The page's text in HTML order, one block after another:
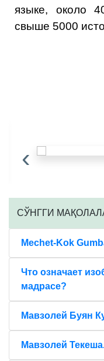
языке, около
свыше 5000
‹
CЎНГГИ
Mechet-Kok
Что означает
мадрасе?
Мавзолей Буян
Мавзолей